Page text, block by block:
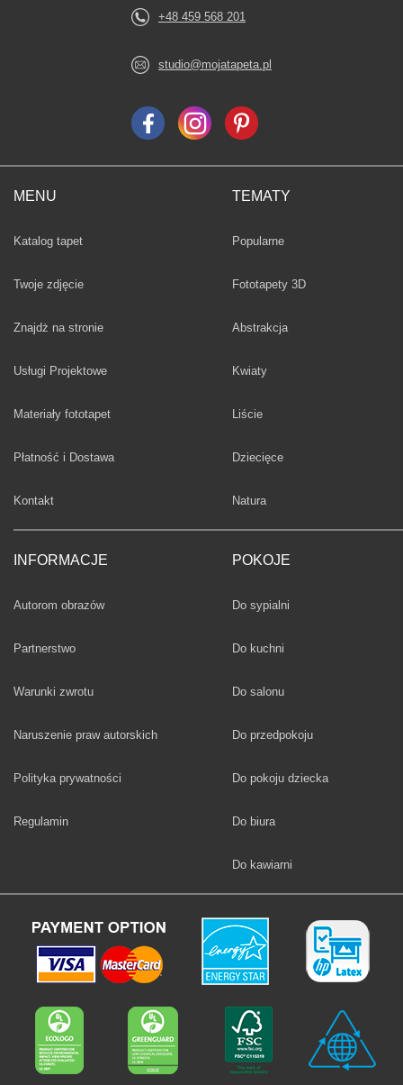
MENU
Katalog tapet
Twoje zdjęcie
Znajdż na stronie
Usługi Projektowe
Materiały fototapet
Płatność i Dostawa
Kontakt
INFORMACJE
Autorom obrazów
Partnerstwo
Warunki zwrotu
Naruszenie praw autorskich
Polityka prywatności
Regulamin
TEMATY
Fototapety
Popularne
Fototapety 3D
Fototapety
Abstrakcja
Fototapety
Kwiaty
Fototapety
Liście
Fototapety
Dziecięce
Fototapety
Natura
POKOJE
Fototapety
Do sypialni
Fototapety
Do kuchni
Fototapety
Do salonu
Fototapety
Do przedpokoju
Fototapety
Do pokoju dziecka
Fototapety
Do biura
Fototapety
Do kawiarni
+48 459 568 201
studio@mojatapeta.pl